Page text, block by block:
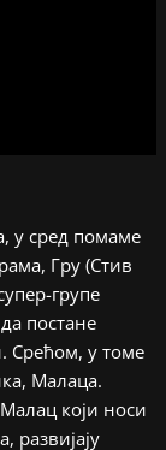
у сред помаме
Гру (Стив
групе
постане
Срећом, у томе
Малаца.
који носи
развијају